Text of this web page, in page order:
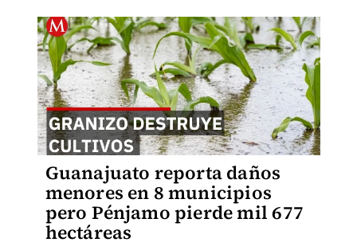
Guanajuato reporta daños
menores en 8 municipios
pero Pénjamo pierde mil 677
hectáreas